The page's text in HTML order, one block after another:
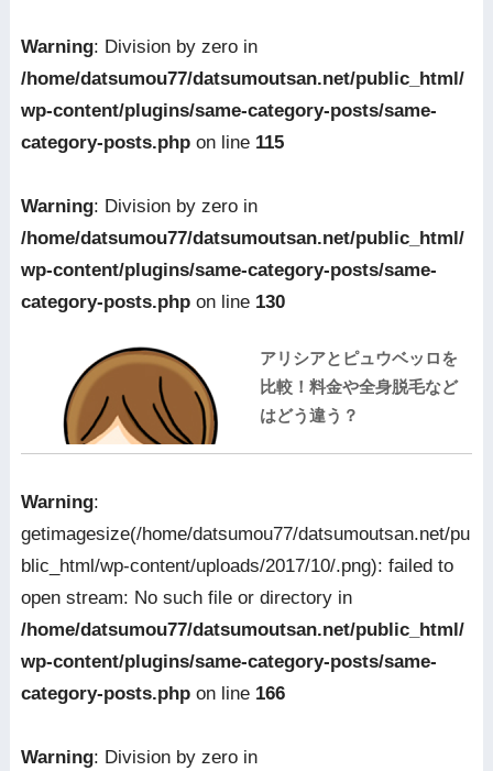
Warning: Division by zero in
/home/datsumou77/datsumoutsan.net/public_html/
wp-content/plugins/same-category-posts/same-
category-posts.phpon line 115
Warning: Division by zero in
/home/datsumou77/datsumoutsan.net/public_html/
wp-content/plugins/same-category-posts/same-
category-posts.phpon line 130
アリシアとピュウベッロを
比較！料金や全身脱毛など
はどう違う？
Warning:
getimagesize(/home/datsumou77/datsumoutsan.net/pu
blic_html/wp-content/uploads/2017/10/.png): failed to
open stream: No such file or directory in
/home/datsumou77/datsumoutsan.net/public_html/
wp-content/plugins/same-category-posts/same-
category-posts.phpon line 166
Warning: Division by zero in